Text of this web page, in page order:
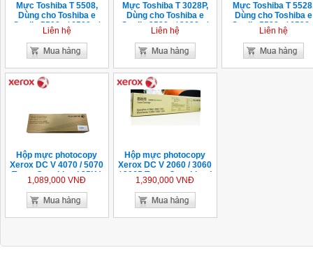
Mực Toshiba T 5508,
Dùng cho Toshiba e
Studio 5508a / 6508a /
7508a / 8508a / 5518a /
6518a / 7518a / 8518a
Liên hệ
Mực Toshiba T 3028P,
Dùng cho Toshiba e
Studio 2528a / 3028a /
3528a / 4528a
Liên hệ
Mực Toshiba T
Dùng cho Toshiba e
Studio 5528a /
Liên hệ
Hộp mực photocopy
Xerox DC V 4070 / 5070
Toner Cartridge ( 25K )
1,089,000 VNĐ
Hộp mực photocopy
Xerox DC V 2060 / 3060
/ 3065 Toner Cartridge (
CT202509 ) 25k
1,390,000 VNĐ